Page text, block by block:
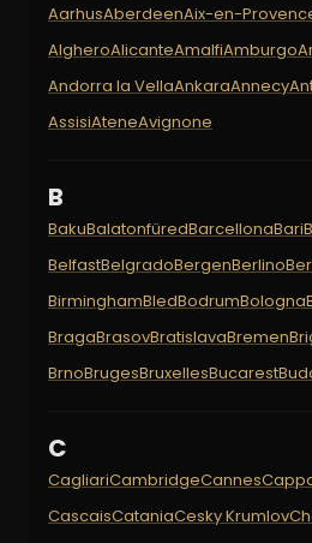
AarhusAberdeenAix-en-
AlgheroAlicanteAmalfiAmburgo
Andorra la VellaAnkaraAnnecy
AssisiAteneAvignone
B
BakuBalatonfüredBarcellonaBari
BelfastBelgradoBergenBerlino
BirminghamBledBodrumBologna
BragaBrasovBratislavaBremen
BrnoBrugesBruxellesBucarest
C
CagliariCambridgeCannes
CascaisCataniaCesky Krumlov